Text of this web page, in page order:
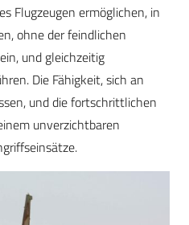
Flugzeugen ermöglichen, in
ohne der feindlichen
und gleichzeitig
Die Fähigkeit, sich an
und die fortschrittlichen
unverzichtbaren